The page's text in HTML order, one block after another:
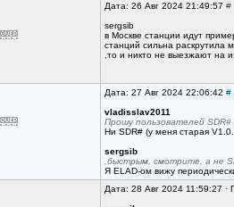
Дата: 26 Авг 2024 21:49:57 #
sergsib
в Москве станции идут
станций сильна раскрутила
,то и никто не выезжают на
Дата: 27 Авг 2024 22:06:42 #
vladisslav2011
Прошу пользователей
Ни SDR# (у меня старая
sergsib
,быстрым, смотрите, а не
Я ELAD-ом вижу
Дата: 28 Авг 2024 11:59:27 ·